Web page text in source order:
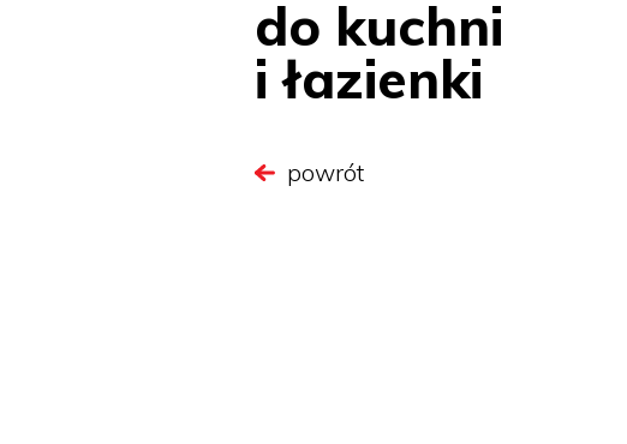
do kuchni
i łazienki
powrót